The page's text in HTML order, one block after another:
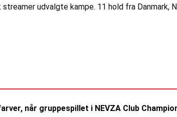
udvalgte kampe. 11 hold fra Danmark,
når gruppespillet i NEVZA Club